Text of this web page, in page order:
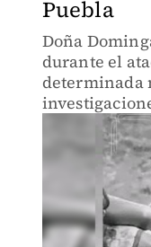
Puebla
Doña
durante el
determinada